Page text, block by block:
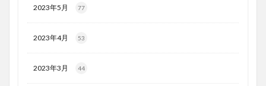
2023年5月 77
2023年4月 53
2023年3月 44